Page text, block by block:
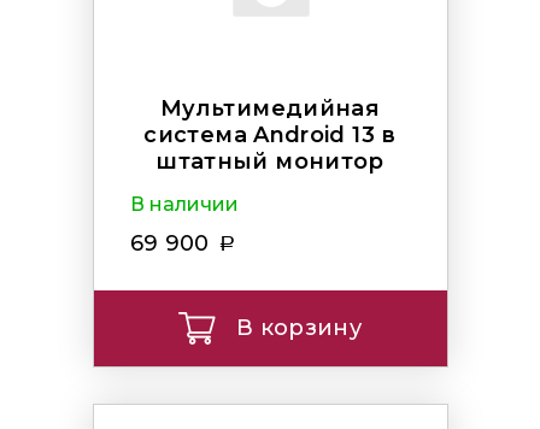
Мультимедийная
система Android 13 в
штатный монитор
В наличии
69 900
В корзину